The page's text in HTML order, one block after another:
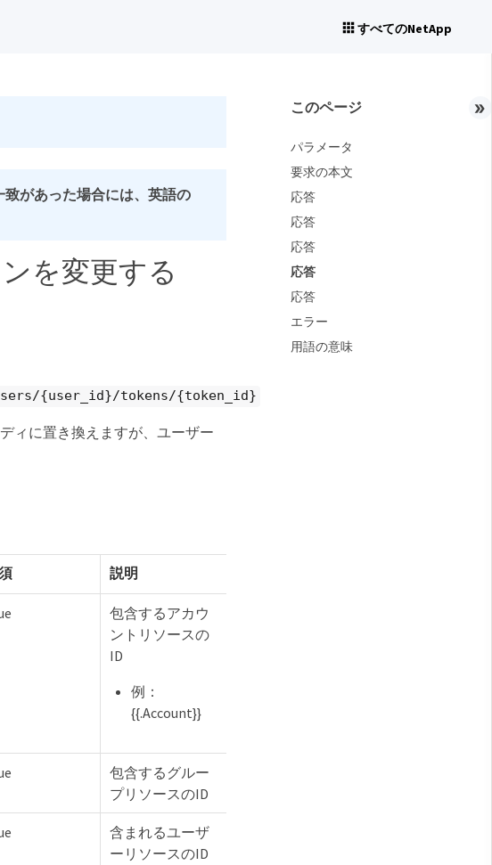
すべてのNetApp
があった場合には、英語の
を変更する
{user_id}/tokens/{token_id}
ィに置き換えますが、ユーザー
説明
包含するアカウ
ントリソースの
ID
例：
{{.Account}}
包含するグルー
プリソースのID
含まれるユーザ
ーリソースのID
このページ
パラメータ
要求の本文
応答
応答
応答
応答
応答
エラー
用語の意味